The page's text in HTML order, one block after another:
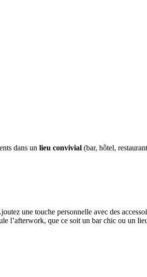
dans un lieu convivial (bar, hôtel,
une touche personnelle avec des
l’afterwork, que ce soit un bar chic ou un